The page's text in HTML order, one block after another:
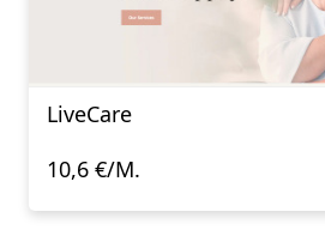
LiveCare
10,6 €/M.